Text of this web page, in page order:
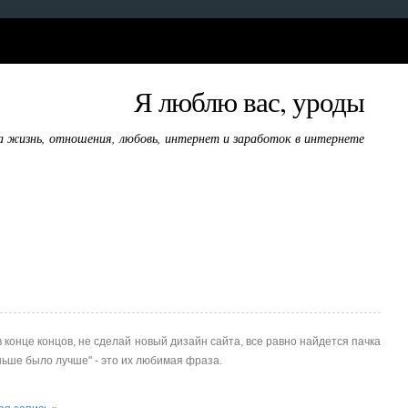
Я люблю вас, уроды
жизнь, отношения, любовь, интернет и заработок в интернете
концов, не сделай новый дизайн сайта, все равно найдется пачка
было лучше" - это их любимая фраза.